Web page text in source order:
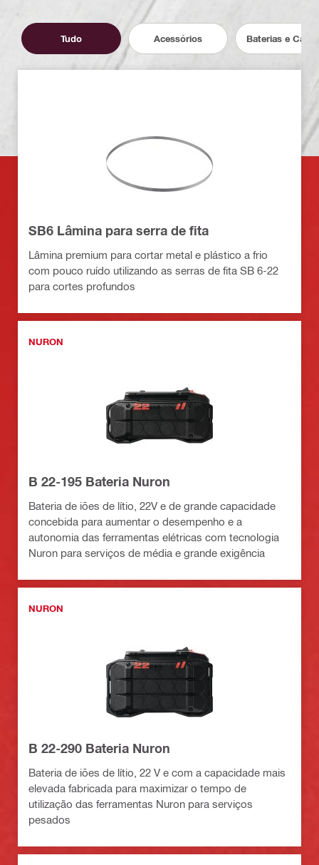
Tudo Acessórios Baterias e
SB6 Lâmina para serra de fita
Lâmina premium para cortar metal e plástico a frio
com pouco ruído utilizando as serras de fita SB 6-22
para cortes profundos
NURON
B 22-195 Bateria Nuron
Bateria de iões de lítio, 22V e de grande capacidade
concebida para aumentar o desempenho e a
autonomia das ferramentas elétricas com tecnologia
Nuron para serviços de média e grande exigência
NURON
B 22-290 Bateria Nuron
Bateria de iões de lítio, 22 V e com a capacidade mais
elevada fabricada para maximizar o tempo de
utilização das ferramentas Nuron para serviços
pesados